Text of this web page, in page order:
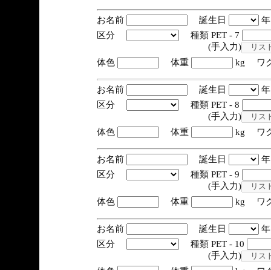
お名前 誕生日
区分
種類 PET - 7
(手入力)
体色
体重 kg ワ
お名前 誕生日
区分
種類 PET - 8
(手入力)
体色
体重 kg ワ
お名前 誕生日
区分
種類 PET - 9
(手入力)
体色
体重 kg ワ
お名前 誕生日
区分
種類 PET - 10
(手入力)